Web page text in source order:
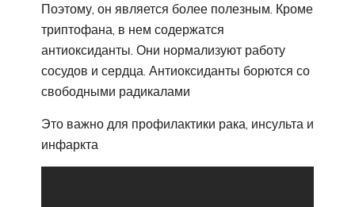
Поэтому, он является более полезным. Кроме
триптофана, в нем содержатся
антиоксиданты. Они нормализуют работу
сосудов и сердца. Антиоксиданты борются со
свободными радикалами
Это важно для профилактики рака, инсульта и
инфаркта